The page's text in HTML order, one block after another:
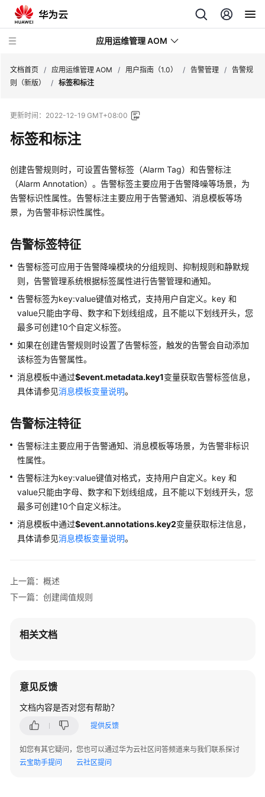
应用运维管理 AOM
新
动
态
产
品
介
绍
计
费
说
明
快
速
入
门
用
户
指
佳
实
践
API
参
考
考
代
常
题
文档首页 / 应用运维管理 AOM / 用户指南（1.0） / 告警管理 / 告警规
则（新版）
/ 标签和标注
更新时间： 2022-12-19 GMT+08:00
标签和标注
创建告警规则时，可设置告警标签（Alarm Tag）和告警标注
（Alarm Annotation）。告警标签主要应用于告警降噪等场景，为
告警标识性属性。告警标注主要应用于告警通知、消息模板等场
景，为告警非标识性属性。
告警标签特征
告警标签可应用于告警降噪模块的分组规则、抑制规则和静默规
则，告警管理系统根据标签属性进行告警管理和通知。
告警标签为key:value键值对格式，支持用户自定义。key 和
value只能由字母、数字和下划线组成，且不能以下划线开头，您
最多可创建10个自定义标签。
如果在创建告警规则时设置了告警标签，触发的告警会自动添加
该标签为告警属性。
消息模板中通过$event.metadata.key1变量获取告警标签信息，
具体请参见消息模板变量说明。
告警标注特征
告警标注主要应用于告警通知、消息模板等场景，为告警非标识
性属性。
告警标注为key:value键值对格式，支持用户自定义。key 和
value只能由字母、数字和下划线组成，且不能以下划线开头，您
最多可创建10个自定义标注。
消息模板中通过$event.annotations.key2变量获取标注信息，
具体请参见消息模板变量说明。
上一篇：概述
下一篇：创建阈值规则
相关文档
意见反馈
文档内容是否对您有帮助？
提供反馈
如您有其它疑问，您也可以通过华为云社区问答频道来与我们联系探讨
云宝助手提问
云社区提问